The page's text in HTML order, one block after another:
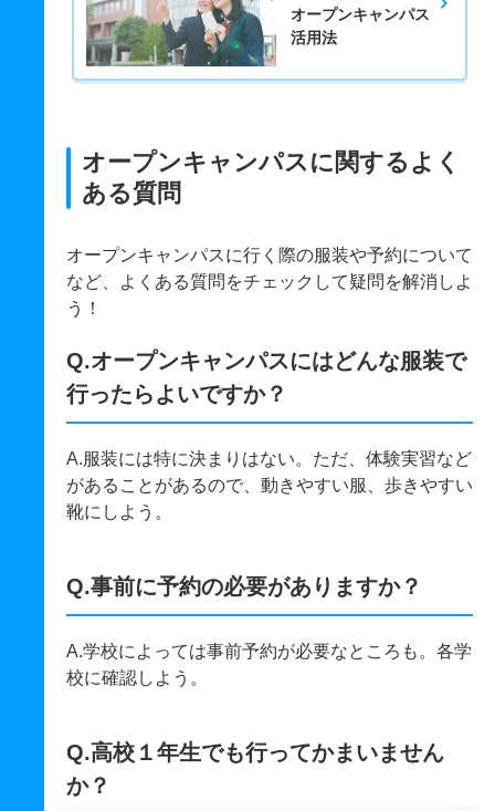
オープンキャンパス
活用法
オープンキャンパスに関するよく
ある質問
オープンキャンパスに行く際の服装や予約について
など、よくある質問をチェックして疑問を解消しよ
う！
Q.オープンキャンパスにはどんな服装で
行ったらよいですか？
A.服装には特に決まりはない。ただ、体験実習など
があることがあるので、動きやすい服、歩きやすい
靴にしよう。
Q.事前に予約の必要がありますか？
A.学校によっては事前予約が必要なところも。各学
校に確認しよう。
Q.高校１年生でも行ってかまいません
か？